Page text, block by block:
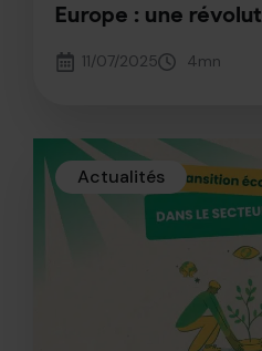
Europe : une
11/07/2025 4mn
Actualités